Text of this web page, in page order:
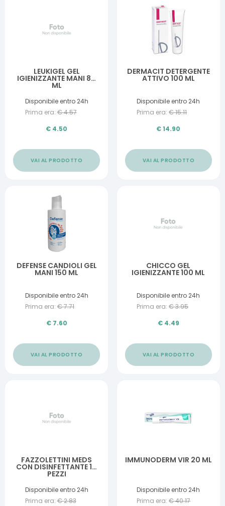
LEUKIGEL GEL
IGIENIZZANTE MANI 80
ML
Disponibile entro 24h
Prima era: €4.57
€ 4.50
VAI AL PRODOTTO
DERMACIT DETERGENTE
ATTIVO 100 ML
Disponibile entro 24h
Prima era: €15.11
€14.90
VAI AL PRODOTTO
DEFENSE CANDIOLI GEL
MANI 150 ML
Disponibile entro 24h
Prima era: €7.71
€ 7.60
VAI AL PRODOTTO
CHICCO GEL
IGIENIZZANTE 100 ML
Disponibile entro 24h
Prima era: €3.95
€ 4.49
VAI AL PRODOTTO
FAZZOLETTINI MEDS
CON DISINFETTANTE 10
PEZZI
Disponibile entro 24h
Prima era: €2.83
IMMUNODERM VIR 20 ML
Disponibile entro 24h
Prima era: €40.17